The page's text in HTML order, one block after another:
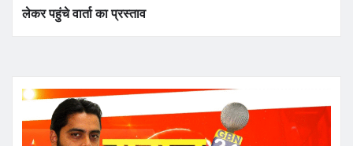
लेकर पहुंचे वार्ता का प्रस्ताव